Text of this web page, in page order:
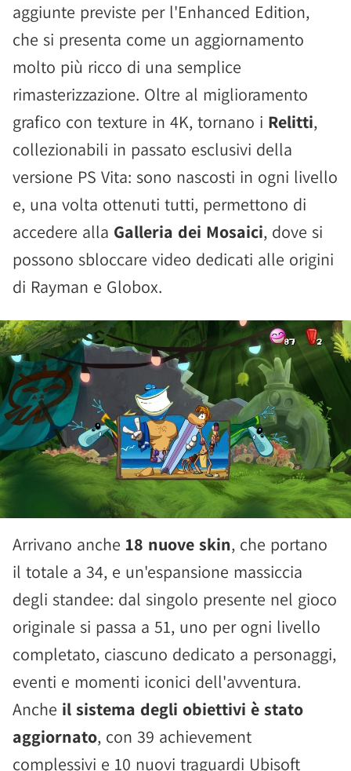
aggiunte previste per l'Enhanced Edition,
che si presenta come un aggiornamento
molto più ricco di una semplice
rimasterizzazione. Oltre al miglioramento
grafico con texture in 4K, tornano i Relitti,
collezionabili in passato esclusivi della
versione PS Vita: sono nascosti in ogni livello
e, una volta ottenuti tutti, permettono di
accedere alla Galleria dei Mosaici, dove si
possono sbloccare video dedicati alle origini
di Rayman e Globox.
Arrivano anche 18 nuove skin, che portano
il totale a 34, e un'espansione massiccia
degli standee: dal singolo presente nel gioco
originale si passa a 51, uno per ogni livello
completato, ciascuno dedicato a personaggi,
eventi e momenti iconici dell'avventura.
Anche il sistema degli obiettivi è stato
aggiornato, con 39 achievement
complessivi e 10 nuovi traguardi Ubisoft